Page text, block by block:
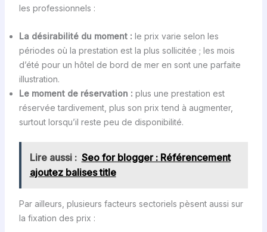
les professionnels :
La désirabilité du moment : le prix varie selon les
périodes où la prestation est la plus sollicitée ; les mois
d’été pour un hôtel de bord de mer en sont une parfaite
illustration.
Le moment de réservation : plus une prestation est
réservée tardivement, plus son prix tend à augmenter,
surtout lorsqu’il reste peu de disponibilité.
Lire aussi : Seo for blogger : Référencement
ajoutez balises title
Par ailleurs, plusieurs facteurs sectoriels pèsent aussi sur
la fixation des prix :